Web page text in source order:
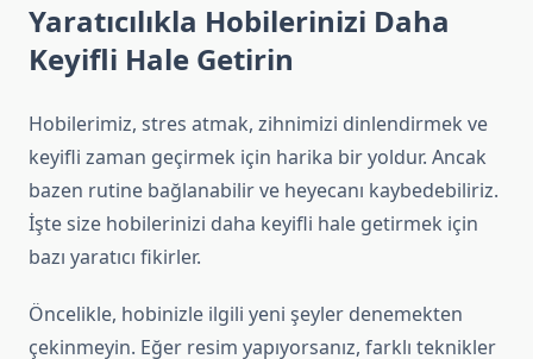
Yaratıcılıkla Hobilerinizi Daha
Keyifli Hale Getirin
Hobilerimiz, stres atmak, zihnimizi dinlendirmek ve
keyifli zaman geçirmek için harika bir yoldur. Ancak
bazen rutine bağlanabilir ve heyecanı kaybedebiliriz.
İşte size hobilerinizi daha keyifli hale getirmek için
bazı yaratıcı fikirler.
Öncelikle, hobinizle ilgili yeni şeyler denemekten
çekinmeyin. Eğer resim yapıyorsanız, farklı teknikler